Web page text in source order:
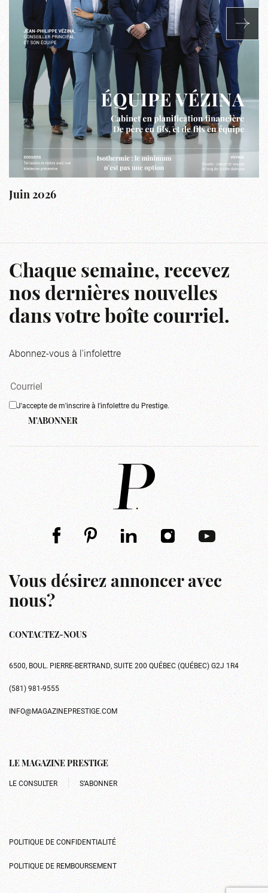
Juin 2026
Chaque semaine, recevez
nos dernières nouvelles
dans votre boîte courriel.
Abonnez-vous à l'infolettre
J'accepte de m'inscrire à l'infolettre du Prestige.
M'ABONNER
Vous désirez annoncer avec
nous?
CONTACTEZ-NOUS
6500, BOUL. PIERRE-BERTRAND, SUITE 200 QUÉBEC (QUÉBEC) G2J 1R4
(581) 981-9555
INFO@MAGAZINEPRESTIGE.COM
LE MAGAZINE PRESTIGE
LE CONSULTER S’ABONNER
POLITIQUE DE CONFIDENTIALITÉ
POLITIQUE DE REMBOURSEMENT